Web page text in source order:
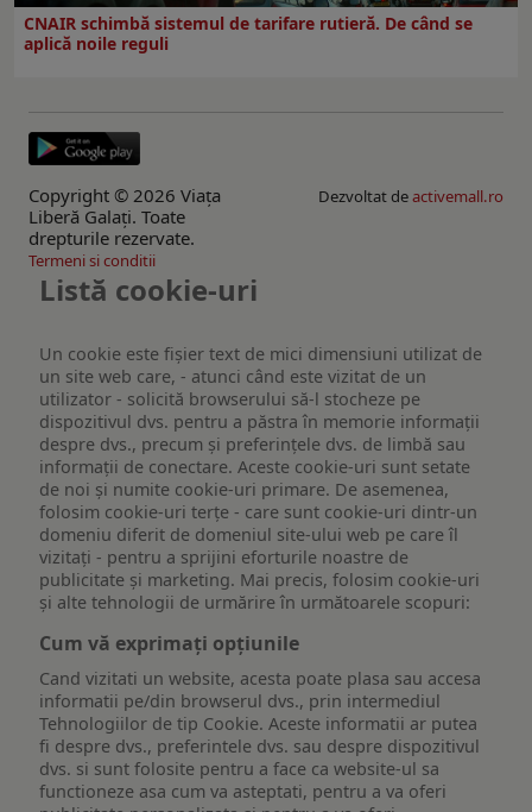
CNAIR schimbă sistemul de tarifare rutieră. De când se
aplică noile reguli
Copyright © 2026 Viaţa
Liberă Galaţi. Toate
drepturile rezervate.
Dezvoltat deactivemall.ro
Termeni si conditii
Listă cookie-uri
Un cookie este fişier text de mici dimensiuni utilizat de
un site web care, - atunci când este vizitat de un
utilizator - solicită browserului să-l stocheze pe
dispozitivul dvs. pentru a păstra în memorie informații
despre dvs., precum și preferințele dvs. de limbă sau
informații de conectare. Aceste cookie-uri sunt setate
de noi și numite cookie-uri primare. De asemenea,
folosim cookie-uri terțe - care sunt cookie-uri dintr-un
domeniu diferit de domeniul site-ului web pe care îl
vizitați - pentru a sprijini eforturile noastre de
publicitate și marketing. Mai precis, folosim cookie-uri
și alte tehnologii de urmărire în următoarele scopuri:
Cum vă exprimați opțiunile
Cand vizitati un website, acesta poate plasa sau accesa
informatii pe/din browserul dvs., prin intermediul
Tehnologiilor de tip Cookie. Aceste informatii ar putea
fi despre dvs., preferintele dvs. sau despre dispozitivul
dvs. si sunt folosite pentru a face ca website-ul sa
functioneze asa cum va asteptati, pentru a va oferi